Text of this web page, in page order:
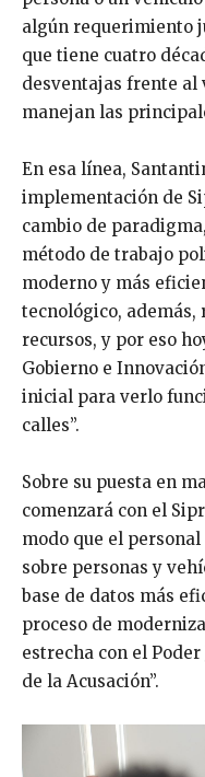
algún requerimiento
que tiene cuatro
desventajas frente al
manejan las
En esa línea,
implementación de
cambio de
método de trabajo
moderno y más
tecnológico, además,
recursos, y por eso
Gobierno e
inicial para verlo
calles”.
Sobre su puesta en
comenzará con el
modo que el
sobre personas y
base de datos más
proceso de
estrecha con el
de la Acusación”.